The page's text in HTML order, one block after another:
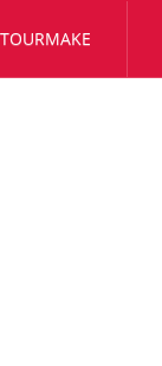
TOURMAKE